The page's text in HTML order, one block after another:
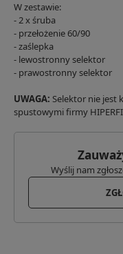
W zestawie:
- 2 x śruba
- przełożenie 60/90
- zaślepka
- lewostronny selektor
- prawostronny selektor
UWAGA: Selektor nie jest
spustowymi firmy
Wyślij nam